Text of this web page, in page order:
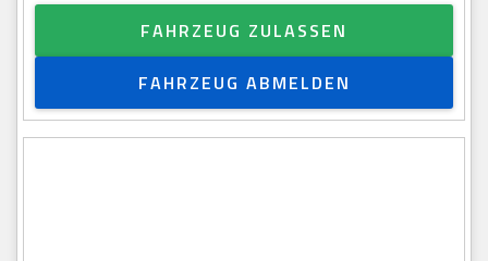
FAHRZEUG ZULASSEN
FAHRZEUG ABMELDEN